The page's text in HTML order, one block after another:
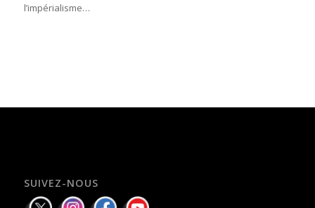
l’impérialisme…
SUIVEZ-NOUS